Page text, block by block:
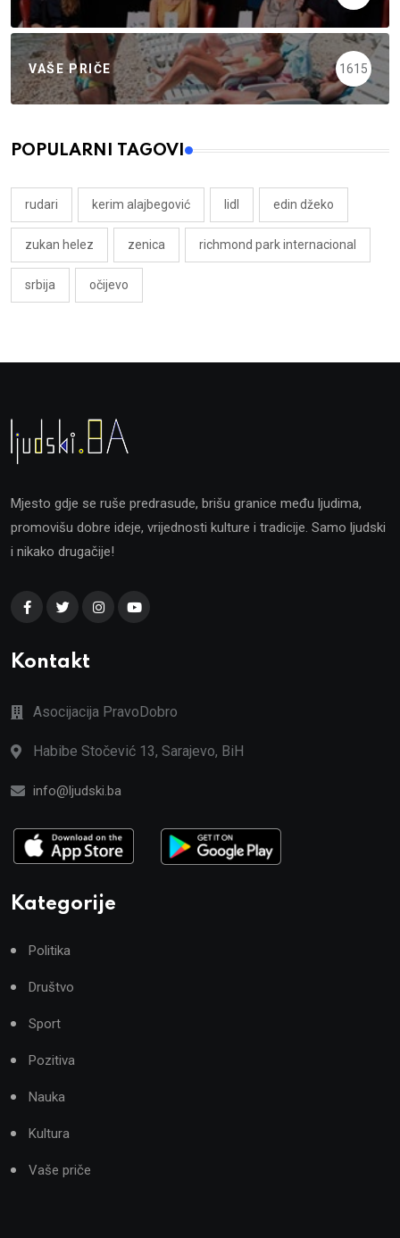
VAŠE PRIČE 1615
POPULARNI TAGOVI
rudari kerim alajbegović lidl edin džeko
zukan helez zenica richmond park internacional
srbija očijevo
Mjesto gdje se ruše predrasude, brišu granice među ljudima,
promovišu dobre ideje, vrijednosti kulture i tradicije. Samo ljudski
i nikako drugačije!
Kontakt
Asocijacija PravoDobro
Habibe Stočević 13, Sarajevo, BiH
info@ljudski.ba
Kategorije
Politika
Društvo
Sport
Pozitiva
Nauka
Kultura
Vaše priče